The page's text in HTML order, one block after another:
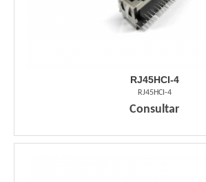
RJ45HCI-4
RJ45HCI-4
Consultar